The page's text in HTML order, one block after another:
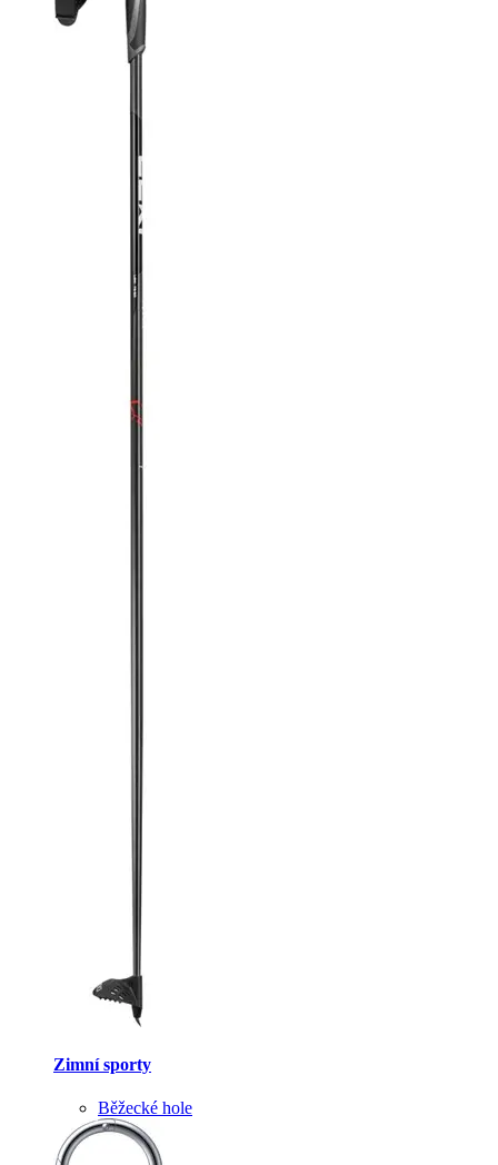
Zimní sporty
Běžecké hole